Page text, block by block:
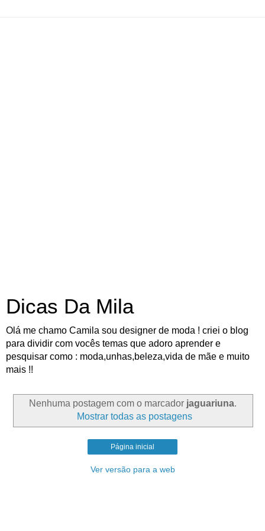
Dicas Da Mila
Olá me chamo Camila sou designer de moda ! criei o blog
para dividir com vocês temas que adoro aprender e
pesquisar como : moda,unhas,beleza,vida de mãe e muito
mais !!
Nenhuma postagem com o marcador jaguariuna.
Mostrar todas as postagens
Página inicial
Ver versão para a web